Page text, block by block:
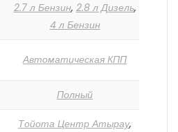
2.7 л Бензин, 2.8 л Дизель,
4 л Бензин
Автоматическая КПП
Полный
Тойота Центр Атырау,